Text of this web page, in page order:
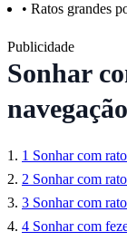
• Ratos grandes
Publicidade
Sonhar
1 Sonhar com
2 Sonhar com
3 Sonhar com
4 Sonhar com